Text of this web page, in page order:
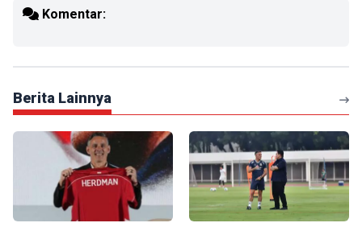
Komentar:
Berita Lainnya